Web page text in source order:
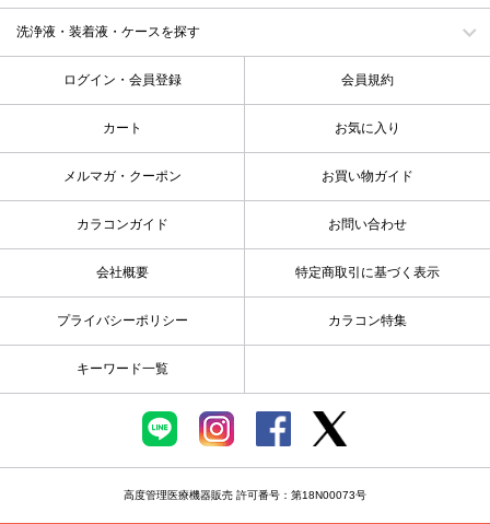
洗浄液・装着液・ケースを探す
ログイン・会員登録 会員規約
カート お気に入り
メルマガ・クーポン お買い物ガイド
カラコンガイド お問い合わせ
会社概要 特定商取引に基づく表示
プライバシーポリシー カラコン特集
キーワード一覧
高度管理医療機器販売 許可番号：第18N00073号